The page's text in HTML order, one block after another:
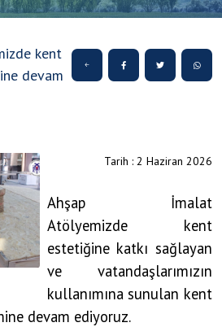
kent
devam
Tarih : 2 Haziran 2026
Ahşap İmalat
Atölyemizde kent
estetiğine katkı sağlayan
ve vatandaşlarımızın
kullanımına sunulan kent
devam ediyoruz.